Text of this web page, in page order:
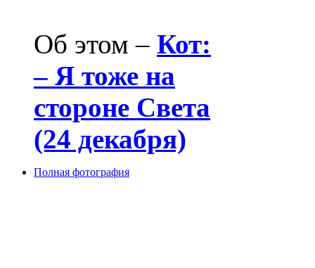
Об этом – Кот:
– Я тоже на
стороне Света
(24 декабря)
Полная фотография